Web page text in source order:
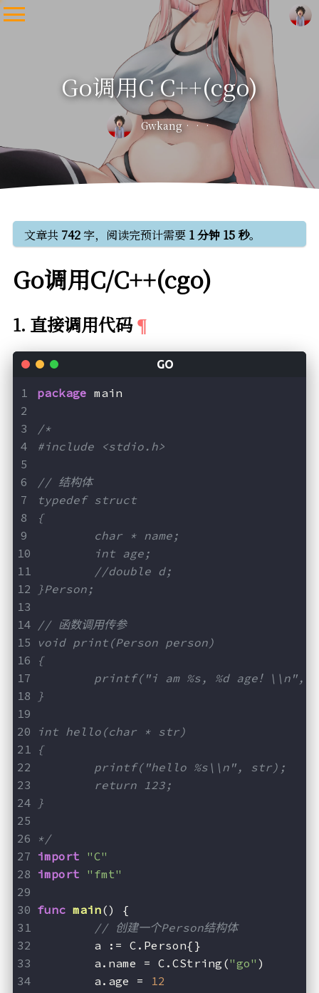
Go调用C C++(cgo)
Gwkang
文章共 742字，阅读完预计需要 1 分钟 15 秒。
Go调用C/C++(cgo)
1. 直接调用代码
package main
/*
#include <stdio.h>
// 结构体
typedef struct
{
	char * name;
	int age;
	//double d;
}Person;
// 函数调用传参
void print(Person person)
{
printf("i am %s, %d age！\\n",
}
int hello(char * str)
{
	printf("hello %s\\n", str);
	return 123;
}
*/
import "C"
import "fmt"
func main()
{
// 创建一个Person结构体
	a := C.Person{}
	a.name = C.CString(
"go" )
	a.age =
12